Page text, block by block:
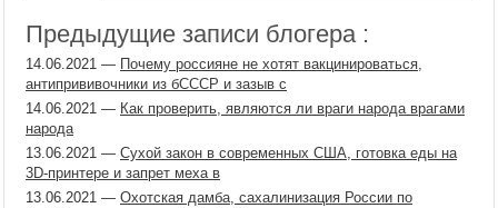
Предыдущие записи блогера :
14.06.2021 — Почему россияне не хотят вакцинироваться,
антипрививочники из бСССР и зазыв с
14.06.2021 — Как проверить, являются ли враги народа врагами
народа
13.06.2021 — Сухой закон в современных США, готовка еды на
3D-принтере и запрет меха в
13.06.2021 — Охотская дамба, сахалинизация России по